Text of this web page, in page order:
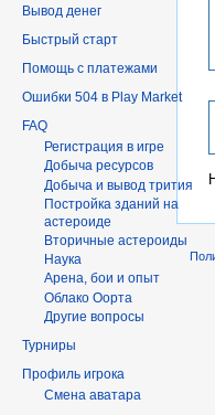
Вывод денег
Быстрый старт
Помощь с платежами
Ошибки 504 в Play Market
FAQ
Регистрация в игре
Добыча ресурсов
Добыча и вывод трития
Постройка зданий на
астероиде
Вторичныe астероиды
Hаука
Арена, бои и опыт
Облако Оорта
Другие вопросы
Турниры
Профиль игрока
Смена аватара